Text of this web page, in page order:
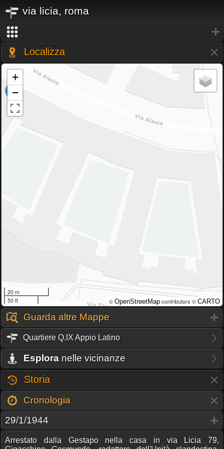
via licia, roma
Localizza
+
−
20 m
50 ft
© OpenStreetMap contributors © CARTO
Guarda altre Mappe
Quartiere Q.IX Appio Latino
Esplora nelle vicinanze
Storia
Cronologia
29/1/1944
Arrestato dalla Gestapo nella casa in via Licia 79,